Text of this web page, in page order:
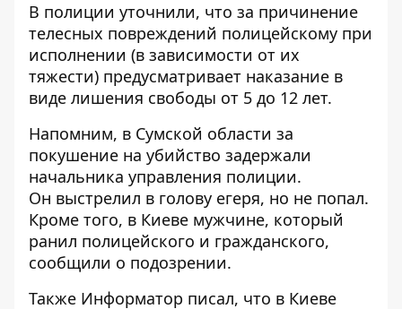
В полиции уточнили, что за причинение
телесных повреждений полицейскому при
исполнении (в зависимости от их
тяжести) предусматривает наказание в
виде лишения свободы от 5 до 12 лет.
Напомним, в Сумской области за
покушение на убийство задержали
начальника управления полиции.
Он выстрелил в голову егеря, но не попал.
Кроме того, в Киеве мужчине, который
ранил полицейского и гражданского,
сообщили о подозрении.
Также Информатор писал, что в Киеве